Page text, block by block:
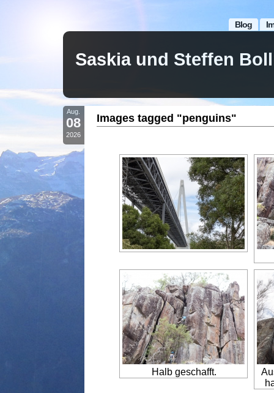
Blog
Saskia und Steffen
Aug.
08
2026
Images tagged "penguins"
Halb geschafft.